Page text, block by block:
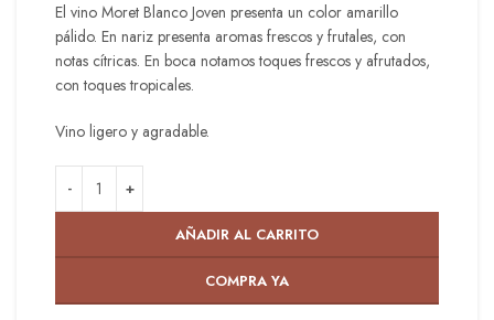
El vino Moret Blanco Joven presenta un color amarillo
pálido. En nariz presenta aromas frescos y frutales, con
notas cítricas. En boca notamos toques frescos y afrutados,
con toques tropicales.
Vino ligero y agradable.
AÑADIR AL CARRITO
COMPRA YA